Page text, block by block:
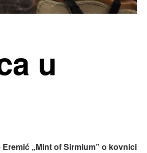
u
„Mint of Sirmium” o kovnici